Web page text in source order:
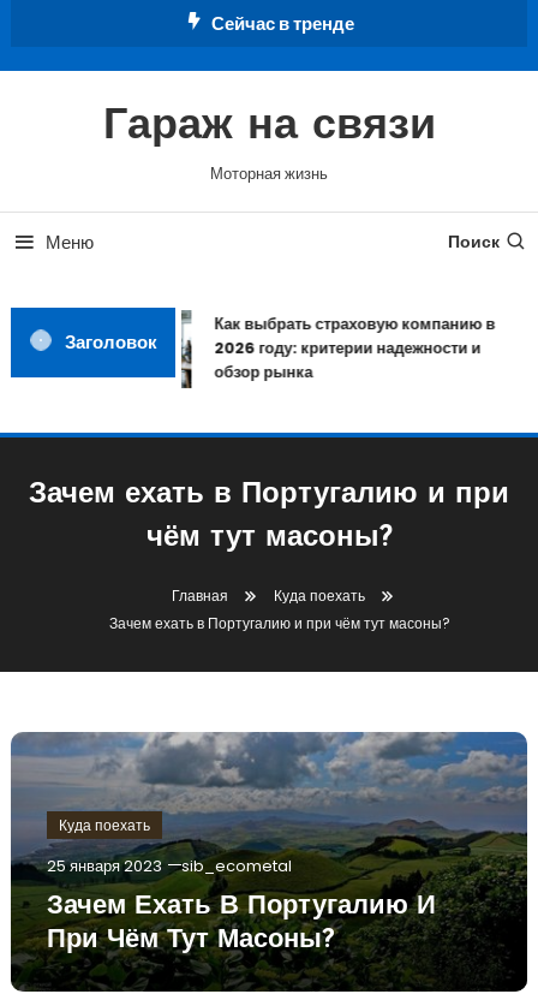
Сейчас в тренде
Гараж на связи
Моторная жизнь
Меню Поиск
Заголовок
Как выбрать страховую компанию в
2026 году: критерии надежности и
обзор рынка
Зачем ехать в Португалию и при
чём тут масоны?
Главная
Куда поехать
Зачем ехать в Португалию и при чём тут масоны?
Куда поехать
25 января 2023 sib_ecometal
Зачем Ехать В Португалию И
При Чём Тут Масоны?